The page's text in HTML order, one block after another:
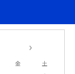
金 土